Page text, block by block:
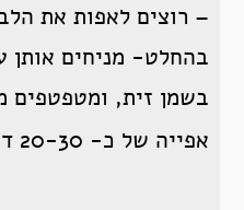
– רוצים לאפות את
בהחלט- מניחים אותן
בשמן זית,
אפייה של כ- 20-30 דקות